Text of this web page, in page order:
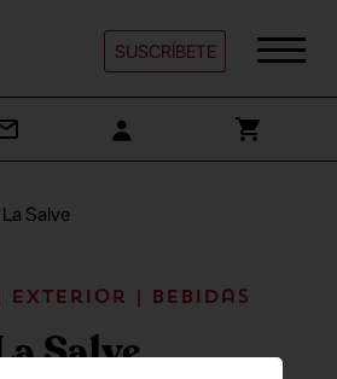
SUSCRÍBETE
La Salve
Exterior | Bebidas
Salve